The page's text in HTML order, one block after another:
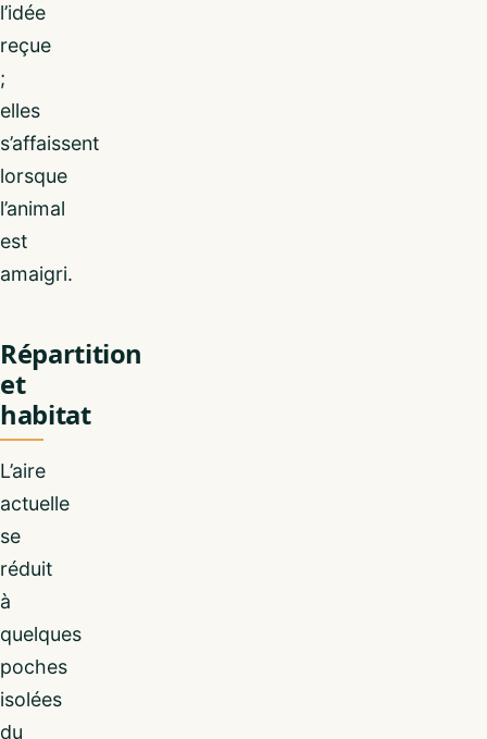
l’idée
reçue
;
elles
s’affaissent
lorsque
l’animal
est
amaigri.
Répartition
et
habitat
L’aire
actuelle
se
réduit
à
quelques
poches
isolées
du